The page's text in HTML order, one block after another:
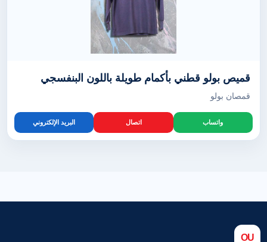
قميص بولو قطني بأكمام طويلة باللون البنفسجي
قمصان بولو
واتساب اتصال البريد الإلكتروني
OU